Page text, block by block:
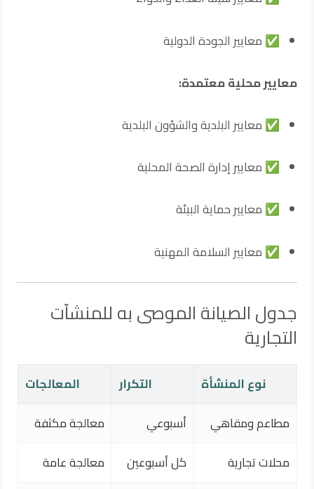
✅ معايير الجودة الدولية
معايير محلية معتمدة:
✅ معايير البلدية والشؤون البلدية
✅ معايير إدارة الصحة المحلية
✅ معايير حماية البيئة
✅ معايير السلامة المهنية
جدول الصيانة الموصى به للمنشآت
التجارية
نوع المنشأة التكرار
المعالجات
مطاعم ومقاهي
أسبوعي
معالجة مكثفة
محلات تجارية
كل أسبوعين
معالجة عامة